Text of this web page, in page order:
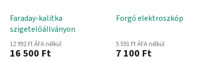
Faraday-kalitka
szigetelőállványon
12 992 Ft ÁFA nélkül
16 500 Ft
Forgó elektroszkóp
5 591 Ft ÁFA nélkül
7 100 Ft